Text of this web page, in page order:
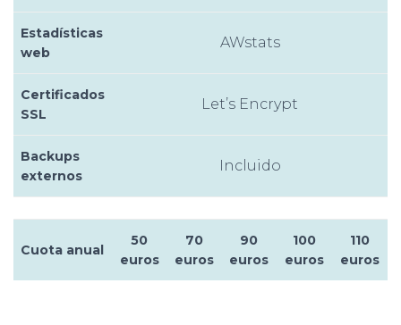
Estadísticas
web
AWstats
Certificados
SSL
Let’s Encrypt
Backups
externos
Incluido
Cuota anual
50
euros
70
euros
90
euros
100
euros
110
euros